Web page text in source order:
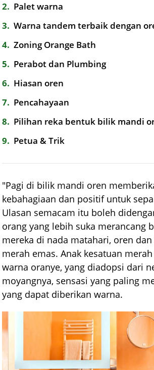
2
Palet warna
3
Warna tandem terbaik dengan
4 Zoning Orange Bath
5
Perabot dan Plumbing
6
Hiasan oren
7
Pencahayaan
8
Pilihan reka bentuk bilik mandi
9
Petua & Trik
"Pagi di bilik mandi oren
kebahagiaan dan positif untuk
Ulasan semacam itu boleh
orang yang lebih suka merancang
mereka di nada matahari, oren
merah emas. Anak kesatuan
warna oranye, yang diadopsi dari
moyangnya, sensasi yang paling
yang dapat diberikan warna.